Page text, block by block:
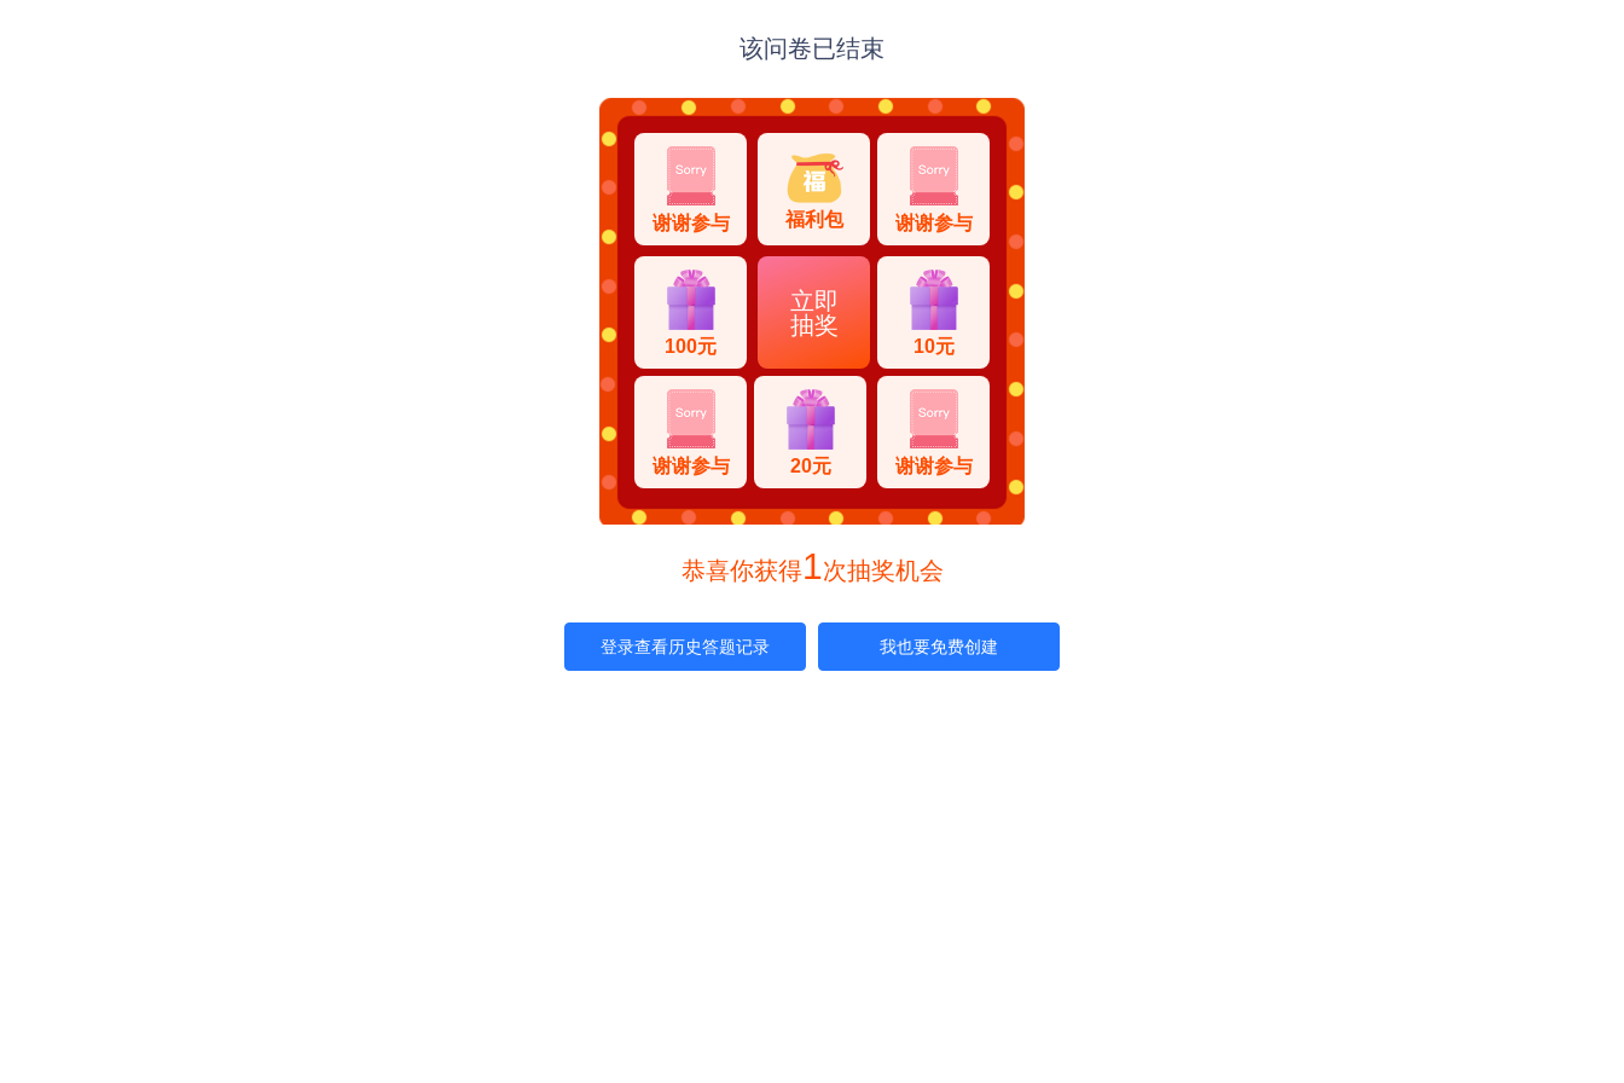
该问卷已结束
谢谢参与 福利包 谢谢参与
10元
谢谢参与
20元
谢谢参与
100元
立即
抽奖
恭喜你获得1次抽奖机会
登录查看历史答题记录 我也要免费创建